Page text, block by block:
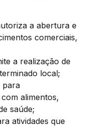
a abertura e
comerciais,
a realização de
local;
para
alimentos,
saúde;
atividades que